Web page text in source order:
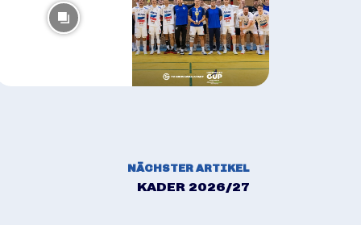
NÄCHSTER ARTIKEL
KADER 2026/27